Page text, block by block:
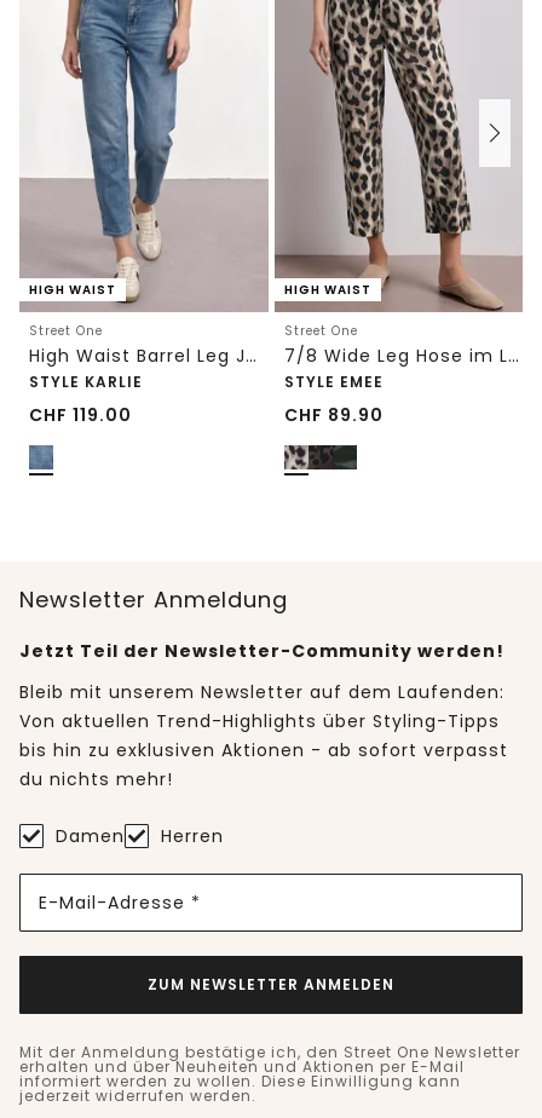
HIGH WAIST
Street One
High Waist Barrel Leg Jeans im Loose Fit
STYLE KARLIE
CHF 119.00
HIGH WAIST
Street One
7/8 Wide Leg Hose im Loose Fit mit Print
STYLE EMEE
CHF 89.90
Newsletter Anmeldung
Jetzt Teil der Newsletter-Community werden!
Bleib mit unserem Newsletter auf dem Laufenden:
Von aktuellen Trend-Highlights über Styling-Tipps
bis hin zu exklusiven Aktionen - ab sofort verpasst
du nichts mehr!
Damen Herren
E-Mail-Adresse *
ZUM NEWSLETTER ANMELDEN
Mit der Anmeldung bestätige ich, den Street One Newsletter
erhalten und über Neuheiten und Aktionen per E-Mail
informiert werden zu wollen. Diese Einwilligung kann
jederzeit widerrufen werden.